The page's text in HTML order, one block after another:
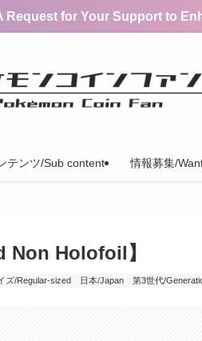
Request for Your Support to
テンツ/Sub content 情報募集/
Non Holofoil】
ズ/Regular-sized 日本/Japan 第3世代/